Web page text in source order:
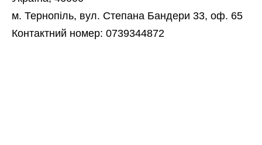
м. Тернопіль, вул. Степана Бандери 33, оф. 65
Контактний номер: 0739344872